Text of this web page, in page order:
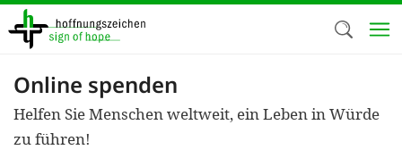
Direkt
zum
Inhalt
Online spenden
Helfen Sie Menschen weltweit, ein Leben in Würde
zu führen!
Wir